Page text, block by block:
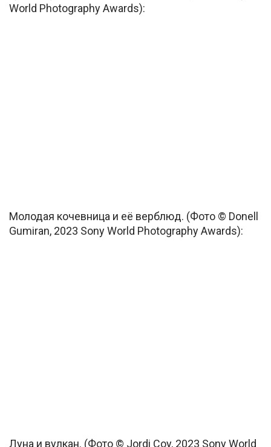
World Photography Awards):
Молодая кочевница и её верблюд. (Фото © Donell
Gumiran, 2023 Sony World Photography Awards):
Луна и вулкан. (Фото © Jordi Coy, 2023 Sony World